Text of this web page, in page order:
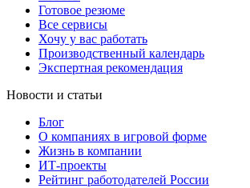
Готовое резюме
Все сервисы
Хочу у вас работать
Производственный календарь
Экспертная рекомендация
Новости и статьи
Блог
О компаниях в игровой форме
Жизнь в компании
ИТ-проекты
Рейтинг работодателей России